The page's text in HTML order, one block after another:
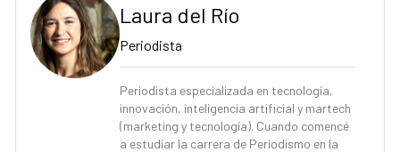
Laura del Río
Periodista
Periodista especializada en tecnología,
innovación, inteligencia artificial y martech
(marketing y tecnología). Cuando comencé
a estudiar la carrera de Periodismo en la